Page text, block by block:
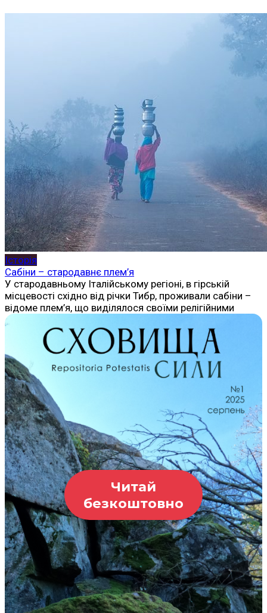
Історія
Сабіни – стародавнє плем’я
У стародавньому Італійському регіоні, в гірській
місцевості східно від річки Тибр, проживали сабіни –
відоме плем’я, що виділялося своїми релігійними
Читай
безкоштовно